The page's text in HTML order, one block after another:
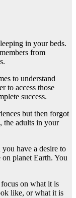
in your beds.
from
to understand
to access those
success.
but then forgot
the adults in your
have a desire to
planet Earth. You
on what it is
like, or what it is